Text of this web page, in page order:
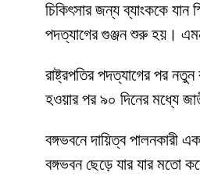
চিকিৎসার জন্য ব্যাংককে
পদত্যাগের গুঞ্জন শুরু হয়।
রাষ্ট্রপতির পদত্যাগের পর নতুন
হওয়ার পর ৯০ দিনের মধ্যে
বঙ্গভবনে দায়িত্ব পালনকারী
বঙ্গভবন ছেড়ে যার যার মতো